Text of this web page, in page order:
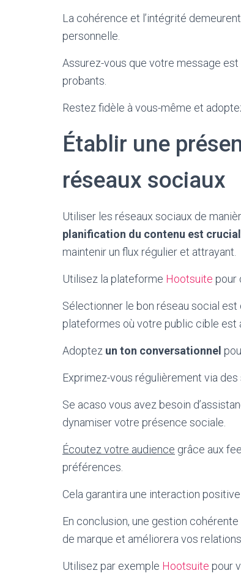
La cohérence et l’intégrité
personnelle.
Assurez-vous que votre message
probants.
Restez fidèle à vous-même et
Établir une
réseaux sociaux
Utiliser les réseaux sociaux de
planification du contenu est
maintenir un flux régulier et attrayant.
Utilisez la plateforme Hootsuite pour
Sélectionner le bon réseau social
plateformes où votre public cible est
Adoptez un ton conversationnel
Exprimez-vous régulièrement via
Se acaso vous avez besoin
dynamiser votre présence sociale.
Écoutez votre audience grâce aux
préférences.
Cela garantira une interaction
En conclusion, une gestion
de marque et améliorera vos
Utilisez par exemple Hootsuite pour